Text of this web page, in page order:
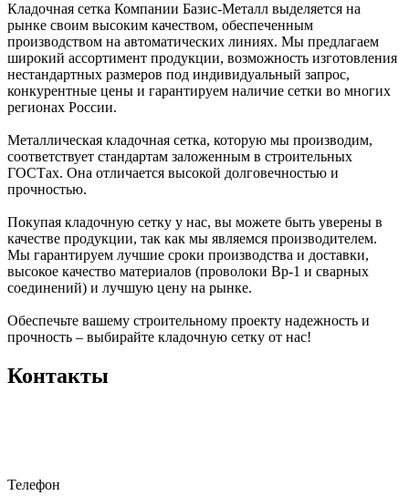
Кладочная сетка Компании Базис-Металл выделяется на
рынке своим высоким качеством, обеспеченным
производством на автоматических линиях. Мы предлагаем
широкий ассортимент продукции, возможность изготовления
нестандартных размеров под индивидуальный запрос,
конкурентные цены и гарантируем наличие сетки во многих
регионах России.
Металлическая кладочная сетка, которую мы производим,
соответствует стандартам заложенным в строительных
ГОСТах. Она отличается высокой долговечностью и
прочностью.
Покупая кладочную сетку у нас, вы можете быть уверены в
качестве продукции, так как мы являемся производителем.
Мы гарантируем лучшие сроки производства и доставки,
высокое качество материалов (проволоки Вр-1 и сварных
соединений) и лучшую цену на рынке.
Обеспечьте вашему строительному проекту надежность и
прочность – выбирайте кладочную сетку от нас!
Контакты
Телефон